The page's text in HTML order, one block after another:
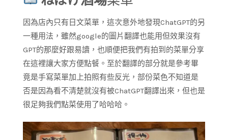
因為店內只有日文菜單，這次意外地發現ChatGPT的另
一種用法，雖然google的圖片翻譯也能用但效果沒有
GPT的那麼好跟易讀，也順便把我們有拍到的菜單分享
在這裡讓大家方便點餐。至於翻譯的部分就是參考畢
竟是手寫菜單加上拍照有些反光，部份菜色不知道是
否是因為看不清楚就沒有被ChatGPT翻譯出來，但也是
很足夠我們點菜使用了哈哈哈。